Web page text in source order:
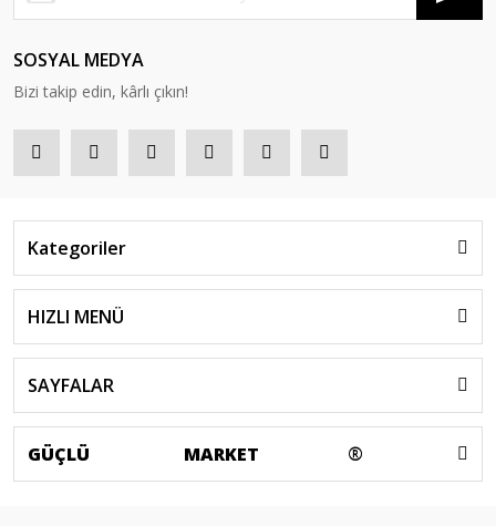
SOSYAL MEDYA
Bizi takip edin, kârlı çıkın!
Kategoriler
HIZLI MENÜ
SAYFALAR
GÜÇLÜ MARKET ®